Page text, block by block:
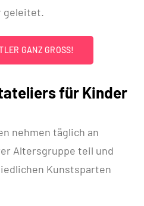
geleitet.
GANZ GROSS!
für Kinder
nehmen täglich an
Altersgruppe teil und
Kunstsparten